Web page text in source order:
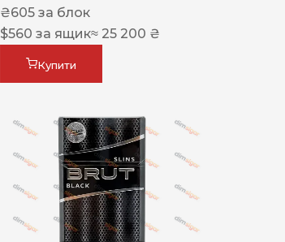
₴605 за блок
$560 за ящик≈ 25 200 ₴
Купити